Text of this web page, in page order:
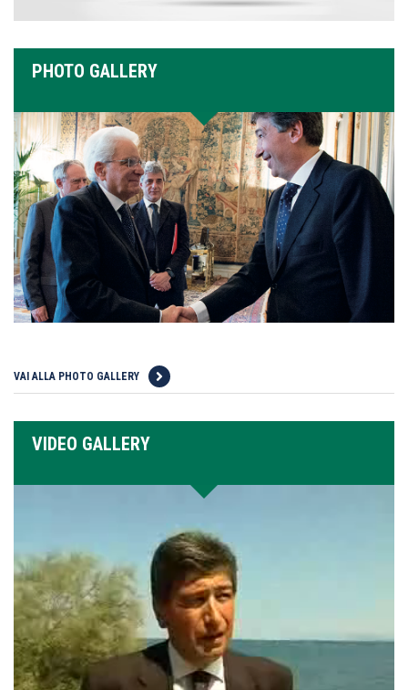
PHOTO GALLERY
VAI ALLA PHOTO GALLERY
VIDEO GALLERY